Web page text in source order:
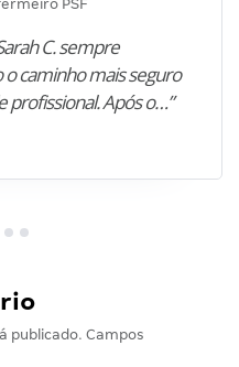
PSF
C. sempre
caminho mais seguro
profissional. Após o…”
publicado. Campos